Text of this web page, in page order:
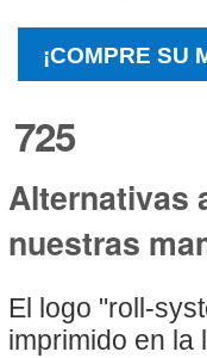
¡COMPRE SU
725
Alternativas
nuestras
El logo "roll-
imprimido en la